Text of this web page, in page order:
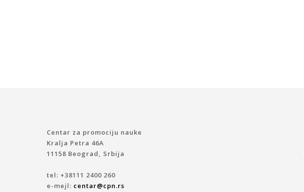
Centar za promociju nauke
Kralja Petra 46A
11158 Beograd, Srbija
tel: +38111 2400 260
e-mejl: centar@cpn.rs